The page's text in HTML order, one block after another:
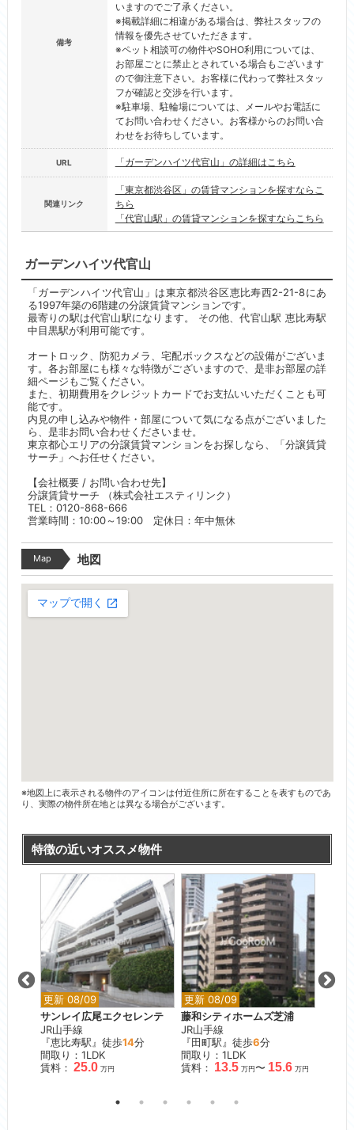
備考
いますのでご了承ください。
※掲載詳細に相違がある場合は、弊社スタッフの
情報を優先させていただきます。
※ペット相談可の物件やSOHO利用については、
お部屋ごとに禁止とされている場合もございます
ので御注意下さい。お客様に代わって弊社スタッ
フが確認と交渉を行います。
※駐車場、駐輪場については、メールやお電話に
てお問い合わせください。お客様からのお問い合
わせをお待ちしています。
URL 「ガーデンハイツ代官山」の詳細はこちら
関連リンク
「東京都渋谷区」の賃貸マンションを探すならこ
ちら
「代官山駅」の賃貸マンションを探すならこちら
ガーデンハイツ代官山
「ガーデンハイツ代官山」は東京都渋谷区恵比寿西2-21-8にあ
る1997年築の6階建の分譲賃貸マンションです。
最寄りの駅は代官山駅になります。 その他、代官山駅 恵比寿駅
中目黒駅が利用可能です。
オートロック、防犯カメラ、宅配ボックスなどの設備がございま
す。各お部屋にも様々な特徴がございますので、是非お部屋の詳
細ページもご覧ください。
また、初期費用をクレジットカードでお支払いいただくことも可
能です。
内見の申し込みや物件・部屋について気になる点がございました
ら、是非お問い合わせくださいませ。
東京都心エリアの分譲賃貸マンションをお探しなら、「分譲賃貸
サーチ」へお任せください。
【会社概要 / お問い合わせ先】
分譲賃貸サーチ （株式会社エスティリンク）
TEL：0120-868-666
営業時間：10:00～19:00 定休日：年中無休
Map 地図
※地図上に表示される物件のアイコンは付近住所に所在することを表すものであ
り、実際の物件所在地とは異なる場合がございます。
特徴の近いオススメ物件
更新 08/09
サンレイ広尾エクセレンテ
JR山手線
『恵比寿駅』徒歩14分
間取り：1LDK
賃料： 25.0 万円
更新 08/09
藤和シティホームズ芝浦
JR山手線
『田町駅』徒歩6分
間取り：1LDK
賃料： 13.5 万円〜 15.6 万円